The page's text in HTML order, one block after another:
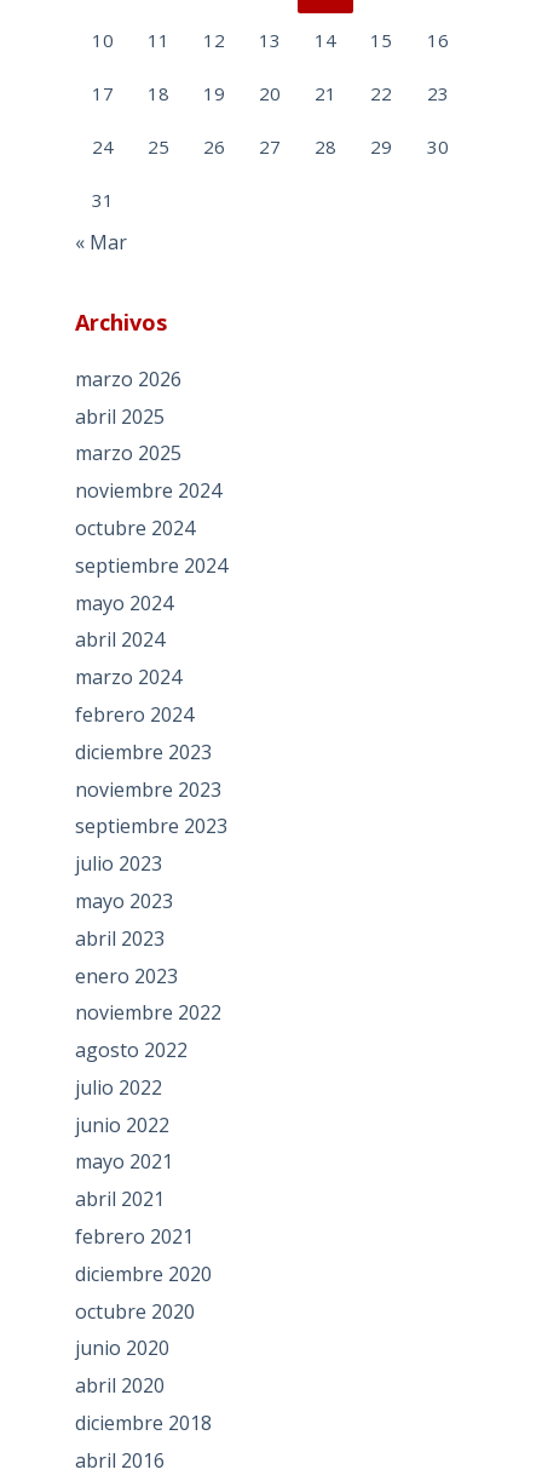
10 11 12 13 14 15 16
17 18 19 20 21 22 23
24 25 26 27 28 29 30
31
« Mar
Archivos
marzo 2026
abril 2025
marzo 2025
noviembre 2024
octubre 2024
septiembre 2024
mayo 2024
abril 2024
marzo 2024
febrero 2024
diciembre 2023
noviembre 2023
septiembre 2023
julio 2023
mayo 2023
abril 2023
enero 2023
noviembre 2022
agosto 2022
julio 2022
junio 2022
mayo 2021
abril 2021
febrero 2021
diciembre 2020
octubre 2020
junio 2020
abril 2020
diciembre 2018
abril 2016